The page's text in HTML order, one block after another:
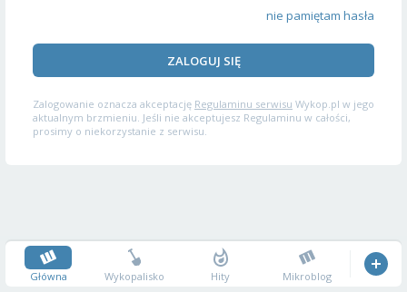
nie pamiętam hasła
ZALOGUJ SIĘ
Zalogowanie oznacza akceptację Regulaminu serwisu Wykop.pl w jego
aktualnym brzmieniu. Jeśli nie akceptujesz Regulaminu w całości,
prosimy o niekorzystanie z serwisu.
Główna Wykopalisko Hity Mikroblog